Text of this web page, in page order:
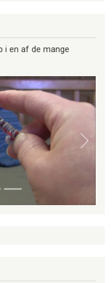
i en af de mange
Næste